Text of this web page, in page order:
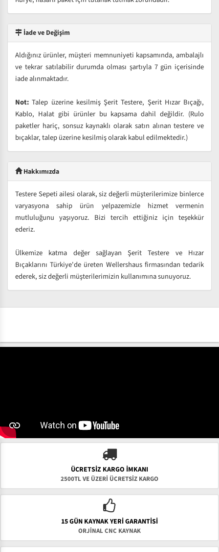
İade ve Değişim
Aldığınız ürünler, müşteri memnuniyeti kapsamında, ambalajlı
ve tekrar satılabilir durumda olması şartıyla 7 gün içerisinde
iade alınmaktadır.
Not: Talep üzerine kesilmiş Şerit Testere, Şerit Hızar Bıçağı,
Kablo, Halat gibi ürünler bu kapsama dahil değildir. (Rulo
paketler hariç, sonsuz kaynaklı olarak satın alınan testere ve
bıçaklar, talep üzerine kesilmiş olarak kabul edilmektedir.)
Hakkımızda
Testere Sepeti ailesi olarak, siz değerli müşterilerimize binlerce
varyasyona sahip ürün yelpazemizle hizmet vermenin
mutluluğunu yaşıyoruz. Bizi tercih ettiğiniz için teşekkür
ederiz.
Ülkemize katma değer sağlayan Şerit Testere ve Hızar
Bıçaklarını Türkiye'de üreten Wellershaus firmasından tedarik
ederek, siz değerli müşterilerimizin kullanımına sunuyoruz.
ÜCRETSIZ KARGO İMKANI
2500TL VE ÜZERİ ÜCRETSİZ KARGO
15 GÜN KAYNAK YERI GARANTISI
ORJİNAL CNC KAYNAK